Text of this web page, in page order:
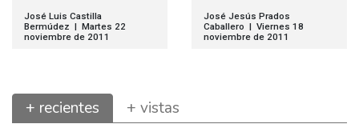
José Luis Castilla
Bermúdez | Martes 22
noviembre de 2011
José Jesús Prados
Caballero | Viernes 18
noviembre de 2011
+ recientes + vistas